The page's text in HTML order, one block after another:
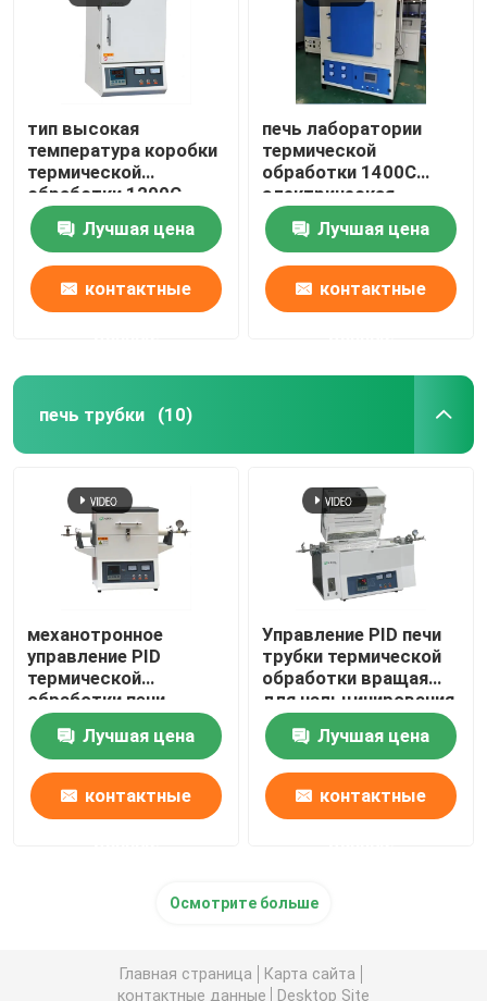
тип высокая
температура коробки
термической
обработки 1200C
лаборатории печи
электрическая с
проводом
сопротивления
Лучшая цена
контактные
печь лаборатории
термической
обработки 1400C
электрическая
высокотемпературная
с проводом
сопротивления
Лучшая цена
контактные
печь трубки (10)
механотронное
управление PID
термической
обработки печи
1500C
Лучшая цена
контактные
Управление PID печи
трубки термической
обработки вращая
для чальцинирования
и засыхания
лаборатории
Лучшая цена
контактные
Осмотрите больше
Главная страница
Карта сайта
контактные данные
Desktop Site